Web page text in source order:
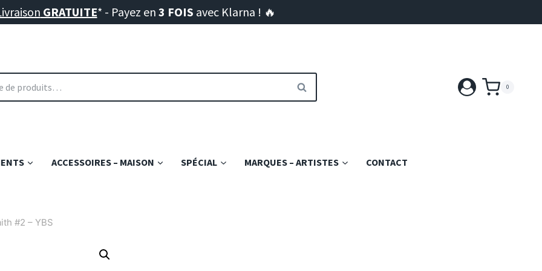
GRATUITE* - Payez en 3 FOIS avec Klarna ! 🔥
RECHERCHE 0
ACCESSOIRES – MAISON SPÉCIAL MARQUES – ARTISTES CONTACT
#2 – YBS